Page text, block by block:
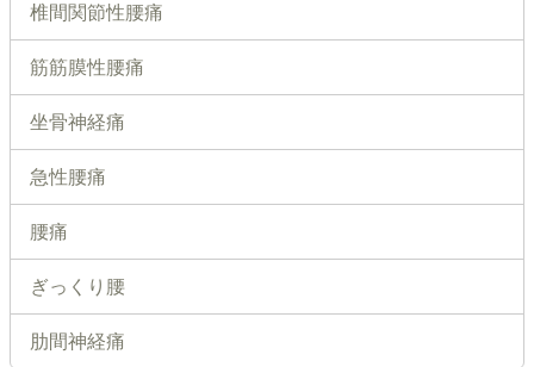
椎間関節性腰痛
筋筋膜性腰痛
坐骨神経痛
急性腰痛
腰痛
ぎっくり腰
肋間神経痛